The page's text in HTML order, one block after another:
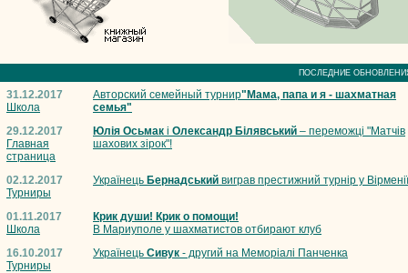
ПОСЛЕДНИЕ
31.12.2017
Школа
Авторский семейный турнир"Мама, папа и я - шахматная
семья"
29.12.2017
Главная
страница
Юлія Осьмак і Олександр Білявський – переможці "Матчів
шахових зірок"!
02.12.2017
Турниры
Українець Бернадський виграв престижний турнір у Вірменії
01.11.2017
Школа
Крик души! Крик о помощи!
В Мариуполе у шахматистов отбирают клуб
16.10.2017
Турниры
Українець Сивук - другий на Меморіалі Панченка